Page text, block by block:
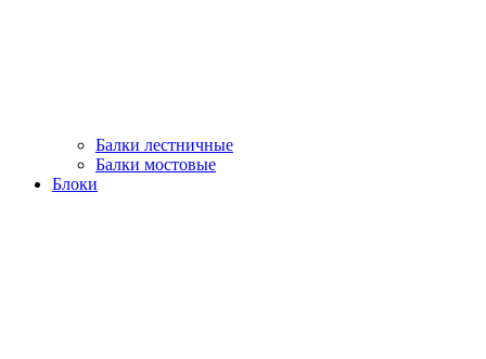
Балки лестничные
Балки мостовые
Блоки